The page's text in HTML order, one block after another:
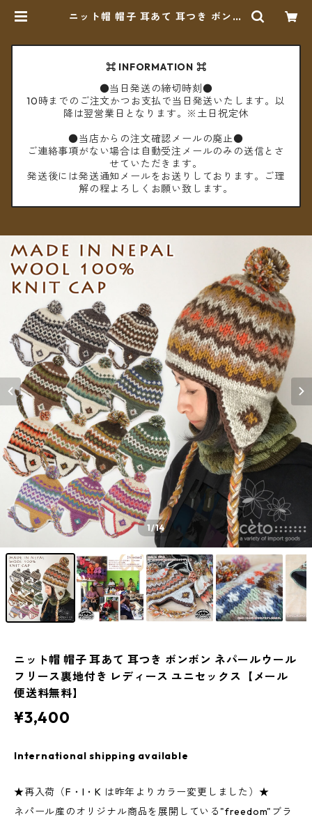
ニット帽 帽子 耳あて 耳つき ボンボ
ル便送料無料】 | cèto（チェト）
⌘ INFORMATION ⌘
●当日発送の締切時刻●
10時までのご注文かつお支払で当日発送いたします。以
降は翌営業日となります。※土日祝定休
●当店からの注文確認メールの廃止●
ご連絡事項がない場合は自動受注メールのみの送信とさ
せていただきます。
発送後には発送通知メールをお送りしております。ご理
解の程よろしくお願い致します。
1/14
ニット帽 帽子 耳あて 耳つき ボンボン ネパールウール
フリース裏地付き レディース ユニセックス【メール
便送料無料】
¥3,400
International shipping available
★再入荷（F・I・K は昨年よりカラー変更しました）★
ネパール産のオリジナル商品を展開している"freedom"ブラ